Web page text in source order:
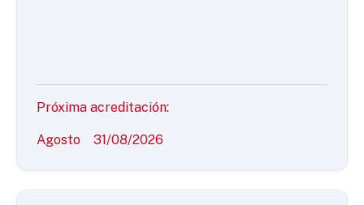
Próxima acreditación:
Agosto 31/08/2026